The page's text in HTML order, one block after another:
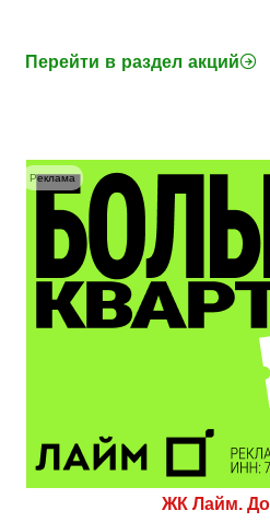
Перейти в раздел акций
ЖК Лайм.
Реклама